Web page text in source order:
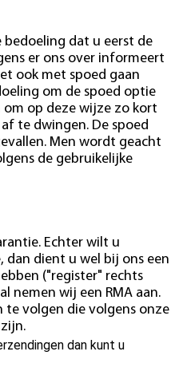
bedoeling dat u eerst de
er ons over informeert
ook met spoed gaan
om de spoed optie
op deze wijze zo kort
te dwingen. De spoed
Men wordt geacht
de gebruikelijke
Echter wilt u
dan dient u wel bij ons een
("register" rechts
nemen wij een RMA aan.
volgen die volgens onze
dan kunt u